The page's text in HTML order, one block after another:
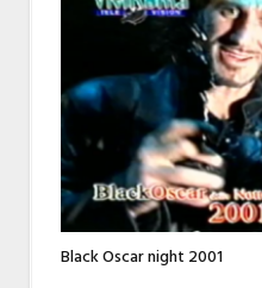
Black Oscar night 2001